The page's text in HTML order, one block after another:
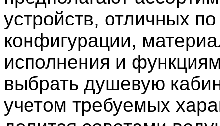
устройств, отличных по
конфигурации,
исполнения и
выбрать душевую
учетом требуемых